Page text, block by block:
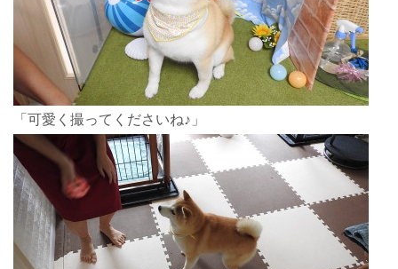
「可愛く撮ってくださいね♪」